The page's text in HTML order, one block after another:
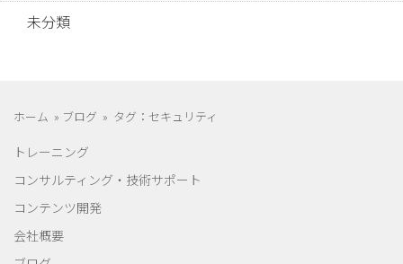
未分類
ホーム » ブログ » タグ：セキュリティ
トレーニング
コンサルティング・技術サポート
コンテンツ開発
会社概要